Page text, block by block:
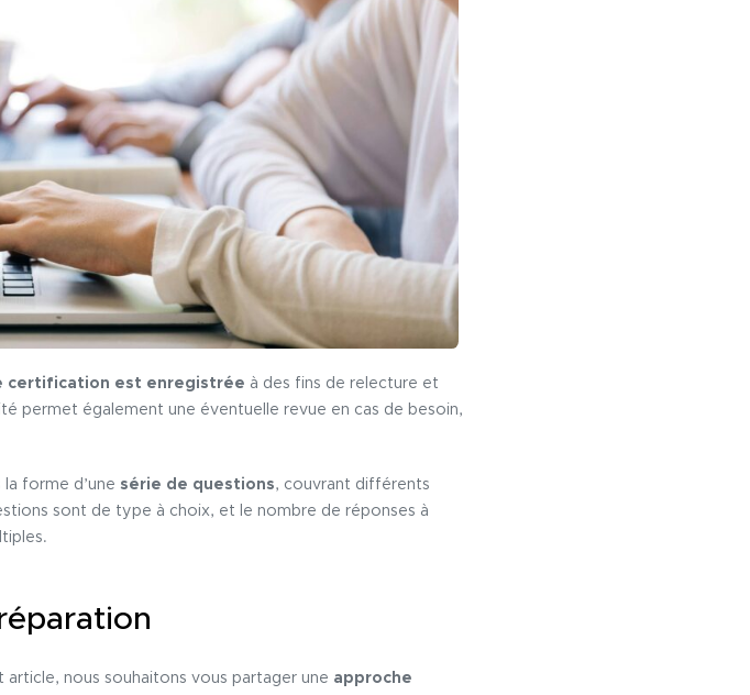
certification est enregistrée à des fins de relecture et
permet également une éventuelle revue en cas de besoin,
forme d’une série de questions, couvrant différents
sont de type à choix, et le nombre de réponses à
nous souhaitons vous partager une approche